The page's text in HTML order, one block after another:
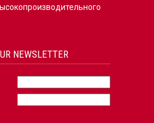
NEWSLETTER